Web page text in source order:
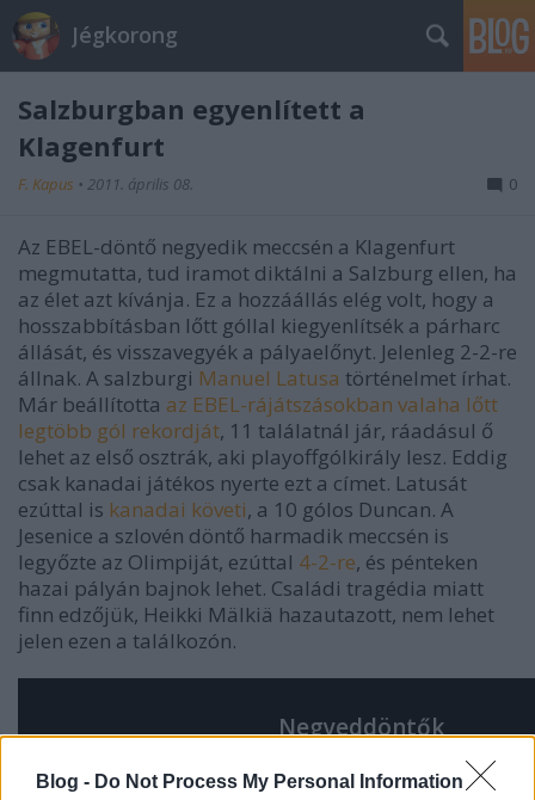
Blog - Do Not Process My Personal Information
Jégkorong
Salzburgban egyenlített a
Klagenfurt
F. Kapus • 2011. április 08. 0
Az EBEL-döntő negyedik meccsén a Klagenfurt
megmutatta, tud iramot diktálni a Salzburg ellen, ha
az élet azt kívánja. Ez a hozzáállás elég volt, hogy a
hosszabbításban lőtt góllal kiegyenlítsék a párharc
állását, és visszavegyék a pályaelőnyt. Jelenleg 2-2-re
állnak. A salzburgi Manuel Latusa történelmet írhat.
Már beállította az EBEL-rájátszásokban valaha lőtt
legtöbb gól rekordját, 11 találatnál jár, ráadásul ő
lehet az első osztrák, aki playoffgólkirály lesz. Eddig
csak kanadai játékos nyerte ezt a címet. Latusát
ezúttal is kanadai követi, a 10 gólos Duncan. A
Jesenice a szlovén döntő harmadik meccsén is
legyőzte az Olimpiját, ezúttal 4-2-re, és pénteken
hazai pályán bajnok lehet. Családi tragédia miatt
finn edzőjük, Heikki Mälkiä hazautazott, nem lehet
jelen ezen a találkozón.
Negyeddöntők
Klagenfurt (1.)–Medvescak (8.)
3-2
3-2 7-5 1-4 6-5